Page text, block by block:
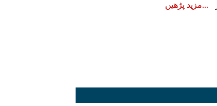
مزید پڑھیں